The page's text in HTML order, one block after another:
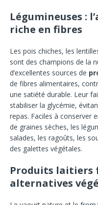
Légumineuses :
riche en fibres
Les pois chiches, les
sont des champions de la
d’excellentes sources de
de fibres alimentaires,
une satiété durable. Leur
stabiliser la glycémie,
repas. Faciles à conserver
de graines sèches, les
salades, les ragoûts, les
des galettes végétales.
Produits laitiers
alternatives